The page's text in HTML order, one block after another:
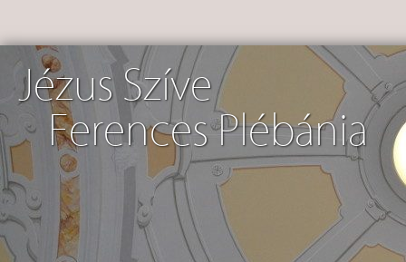
Jézus Szíve
Ferences Plébánia